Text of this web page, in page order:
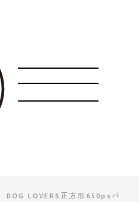
DOG LOVERS正方形650pxバ